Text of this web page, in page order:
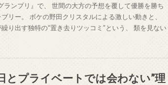
ンプリ』で、 世間の大方の予想を覆して優勝を勝ち
リー。 ボケの野田クリスタルによる激しい動きと、
り出す独特の“置き去りツッコミ”という、 類を見ない
とプライベートでは会わない”理